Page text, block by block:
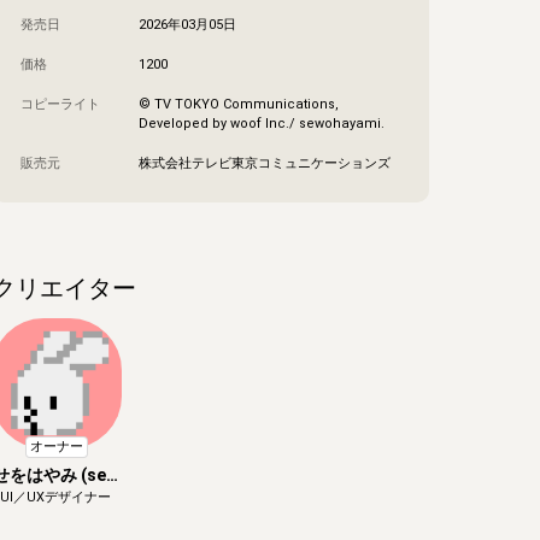
発売日 2026年03月05日
価格 1200
コピーライト
© TV TOKYO Communications,
Developed by woof Inc./ sewohayami.
販売元 株式会社テレビ東京コミュニケーションズ
リエイター
オーナー
をはやみ (sew
ohayami.)
UI／UXデザイナー